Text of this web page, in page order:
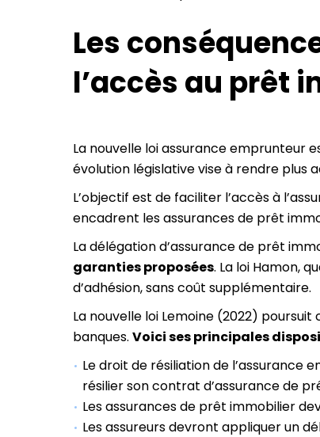
Les
l’accès au prêt
La nouvelle loi assurance emprunteur
évolution législative vise à rendre plus
L’objectif est de faciliter l’accès à
encadrent les assurances de prêt
La délégation d’assurance de prêt
garanties proposées. La loi Hamon,
d’adhésion, sans coût supplémentaire.
La nouvelle loi Lemoine (2022)
banques. Voici ses principales
Le droit de résiliation de l’assurance
résilier son contrat d’assurance de
Les assurances de prêt immobilier
Les assureurs devront appliquer un